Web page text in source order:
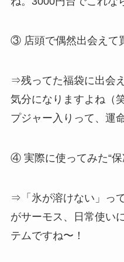
③ 店頭で偶然出会えて
⇒残ってた福袋に出会
気分になりますよね（
プジャー入りって、運
④ 実際に使ってみた“保
⇒「氷が溶けない」っ
がサーモス、日常使い
テムですね〜！